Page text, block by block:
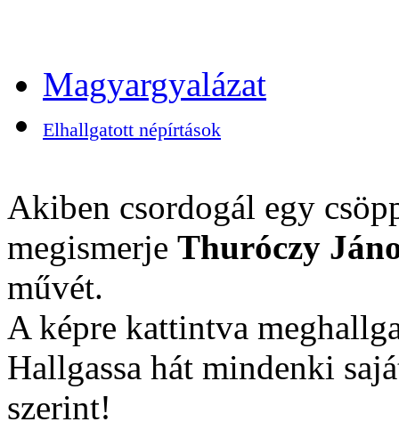
Magyargyalázat
Elhallgatott népírtások
Akiben csordogál egy
megismerje Thuróczy
művét.
A képre kattintva
Hallgassa hát mindenki
szerint!